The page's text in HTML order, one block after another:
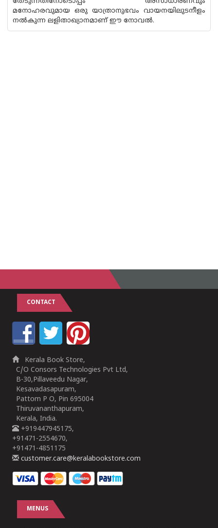
മനോഹരവുമായ ഒരു യാത്രാനുഭവം വായനയിലുടനീളം
നൽകുന്ന ലളിതാഖ്യാനമാണ് ഈ നോവൽ.
CONTACT
Kerala Book Store,
C/O Consors Technologies Pvt Ltd,
B-30,Pillaveedu Nagar,
Kesavadasapuram,
Pattom P O, Pin 695004
Thiruvananthapuram,
Kerala, India.
+919447945175,
+91471-2554670,
+91471-4851175
customer.care@keralabookstore.com
MENUS